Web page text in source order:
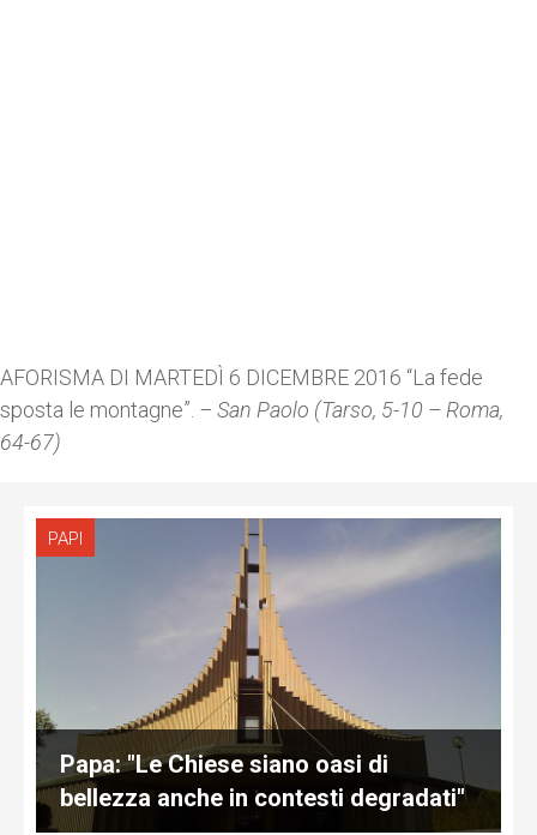
AFORISMA DI MARTEDÌ 6 DICEMBRE 2016 “La fede
sposta le montagne”. – San Paolo (Tarso, 5-10 – Roma,
64-67)
PAPI
Papa: "Le Chiese siano oasi di
bellezza anche in contesti degradati"